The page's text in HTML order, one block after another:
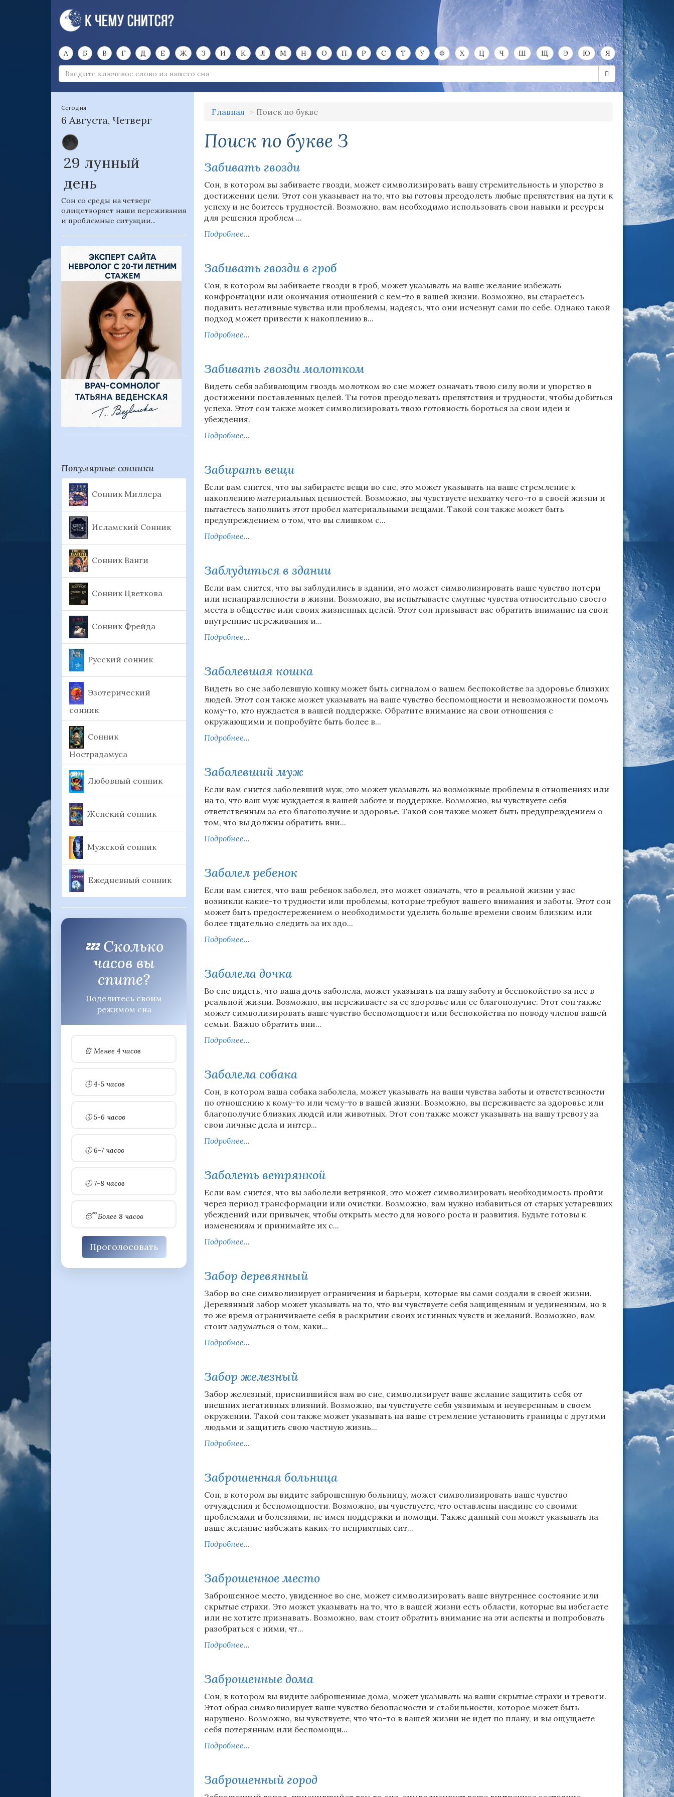
А Б В Г Д Е Ж З И К Л М Н О П Р С Т У Ф Х Ц Ч Ш Щ Э Ю Я
Сегодня
6 Августа, Четверг
29 лунный
день
Сон со среды на четверг
олицетворяет наши переживания
и проблемные ситуации...
Популярные сонники
Сонник Миллера
Исламский Сонник
Сонник Ванги
Сонник Цветкова
Сонник Фрейда
Русский сонник
Эзотерический
сонник
Сонник
Нострадамуса
Любовный сонник
Женский сонник
Мужской сонник
Ежедневный сонник
💤 Сколько
часов вы
спите?
Поделитесь своим
режимом сна
⏰ Менее 4 часов
🕓 4-5 часов
🕔 5-6 часов
🕕 6-7 часов
🕖 7-8 часов
😴 Более 8 часов
Проголосовать
Главная Поиск по букве
Поиск по букве З
Забивать гвозди
Сон, в котором вы забиваете гвозди, может символизировать вашу стремительность и упорство в
достижении цели. Этот сон указывает на то, что вы готовы преодолеть любые препятствия на пути к
успеху и не боитесь трудностей. Возможно, вам необходимо использовать свои навыки и ресурсы
для решения проблем ...
Подробнее...
Забивать гвозди в гроб
Сон, в котором вы забиваете гвозди в гроб, может указывать на ваше желание избежать
конфронтации или окончания отношений с кем-то в вашей жизни. Возможно, вы стараетесь
подавить негативные чувства или проблемы, надеясь, что они исчезнут сами по себе. Однако такой
подход может привести к накоплению в...
Подробнее...
Забивать гвозди молотком
Видеть себя забивающим гвоздь молотком во сне может означать твою силу воли и упорство в
достижении поставленных целей. Ты готов преодолевать препятствия и трудности, чтобы добиться
успеха. Этот сон также может символизировать твою готовность бороться за свои идеи и
убеждения.
Подробнее...
Забирать вещи
Если вам снится, что вы забираете вещи во сне, это может указывать на ваше стремление к
накоплению материальных ценностей. Возможно, вы чувствуете нехватку чего-то в своей жизни и
пытаетесь заполнить этот пробел материальными вещами. Такой сон также может быть
предупреждением о том, что вы слишком с...
Подробнее...
Заблудиться в здании
Если вам снится, что вы заблудились в здании, это может символизировать ваше чувство потери
или ненаправленности в жизни. Возможно, вы испытываете смутные чувства относительно своего
места в обществе или своих жизненных целей. Этот сон призывает вас обратить внимание на свои
внутренние переживания и...
Подробнее...
Заболевшая кошка
Видеть во сне заболевшую кошку может быть сигналом о вашем беспокойстве за здоровье близких
людей. Этот сон также может указывать на ваше чувство беспомощности и невозможности помочь
кому-то, кто нуждается в вашей поддержке. Обратите внимание на свои отношения с
окружающими и попробуйте быть более в...
Подробнее...
Заболевший муж
Если вам снится заболевший муж, это может указывать на возможные проблемы в отношениях или
на то, что ваш муж нуждается в вашей заботе и поддержке. Возможно, вы чувствуете себя
ответственным за его благополучие и здоровье. Такой сон также может быть предупреждением о
том, что вы должны обратить вни...
Подробнее...
Заболел ребенок
Если вам снится, что ваш ребенок заболел, это может означать, что в реальной жизни у вас
возникли какие-то трудности или проблемы, которые требуют вашего внимания и заботы. Этот сон
может быть предостережением о необходимости уделить больше времени своим близким или
более тщательно следить за их здо...
Подробнее...
Заболела дочка
Во сне видеть, что ваша дочь заболела, может указывать на вашу заботу и беспокойство за нее в
реальной жизни. Возможно, вы переживаете за ее здоровье или ее благополучие. Этот сон также
может символизировать ваше чувство беспомощности или беспокойства по поводу членов вашей
семьи. Важно обратить вни...
Подробнее...
Заболела собака
Сон, в котором ваша собака заболела, может указывать на ваши чувства заботы и ответственности
по отношению к кому-то или чему-то в вашей жизни. Возможно, вы переживаете за здоровье или
благополучие близких людей или животных. Этот сон также может указывать на вашу тревогу за
свои личные дела и интер...
Подробнее...
Заболеть ветрянкой
Если вам снится, что вы заболели ветрянкой, это может символизировать необходимость пройти
через период трансформации или очистки. Возможно, вам нужно избавиться от старых устаревших
убеждений или привычек, чтобы открыть место для нового роста и развития. Будьте готовы к
изменениям и принимайте их с...
Подробнее...
Забор деревянный
Забор во сне символизирует ограничения и барьеры, которые вы сами создали в своей жизни.
Деревянный забор может указывать на то, что вы чувствуете себя защищенным и уединенным, но в
то же время ограничиваете себя в раскрытии своих истинных чувств и желаний. Возможно, вам
стоит задуматься о том, каки...
Подробнее...
Забор железный
Забор железный, приснившийся вам во сне, символизирует ваше желание защитить себя от
внешних негативных влияний. Возможно, вы чувствуете себя уязвимым и неуверенным в своем
окружении. Такой сон также может указывать на ваше стремление установить границы с другими
людьми и защитить свою частную жизнь...
Подробнее...
Заброшенная больница
Сон, в котором вы видите заброшенную больницу, может символизировать ваше чувство
отчуждения и беспомощности. Возможно, вы чувствуете, что оставлены наедине со своими
проблемами и болезнями, не имея поддержки и помощи. Также данный сон может указывать на
ваше желание избежать каких-то неприятных сит...
Подробнее...
Заброшенное место
Заброшенное место, увиденное во сне, может символизировать ваше внутреннее состояние или
скрытые страхи. Это может указывать на то, что в вашей жизни есть области, которые вы избегаете
или не хотите признавать. Возможно, вам стоит обратить внимание на эти аспекты и попробовать
разобраться с ними, чт...
Подробнее...
Заброшенные дома
Сон, в котором вы видите заброшенные дома, может указывать на ваши скрытые страхи и тревоги.
Этот образ символизирует ваше чувство безопасности и стабильности, которое может быть
нарушено. Возможно, вы чувствуете, что что-то в вашей жизни не идет по плану, и вы ощущаете
себя потерянным или беспомощн...
Подробнее...
Заброшенный город